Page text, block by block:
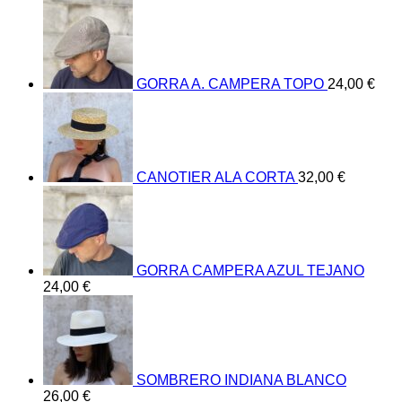
GORRA A. CAMPERA TOPO 24,00 €
CANOTIER ALA CORTA 32,00 €
GORRA CAMPERA AZUL TEJANO
24,00 €
SOMBRERO INDIANA BLANCO
26,00 €